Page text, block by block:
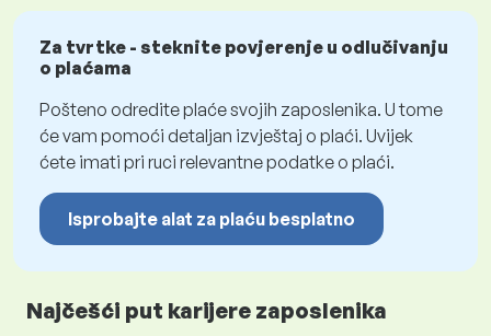
Za tvrtke - steknite povjerenje u odlučivanju
o plaćama
Pošteno odredite plaće svojih zaposlenika. U tome
će vam pomoći detaljan izvještaj o plaći. Uvijek
ćete imati pri ruci relevantne podatke o plaći.
Isprobajte alat za plaću besplatno
Najčešći put karijere zaposlenika